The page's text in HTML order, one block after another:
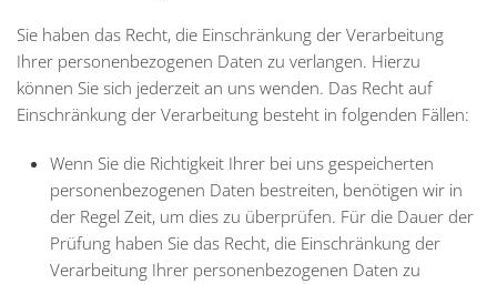
Sie haben das Recht, die Einschränkung der Verarbeitung
Ihrer personenbezogenen Daten zu verlangen. Hierzu
können Sie sich jederzeit an uns wenden. Das Recht auf
Einschränkung der Verarbeitung besteht in folgenden Fällen:
Wenn Sie die Richtigkeit Ihrer bei uns gespeicherten
personenbezogenen Daten bestreiten, benötigen wir in
der Regel Zeit, um dies zu überprüfen. Für die Dauer der
Prüfung haben Sie das Recht, die Einschränkung der
Verarbeitung Ihrer personenbezogenen Daten zu